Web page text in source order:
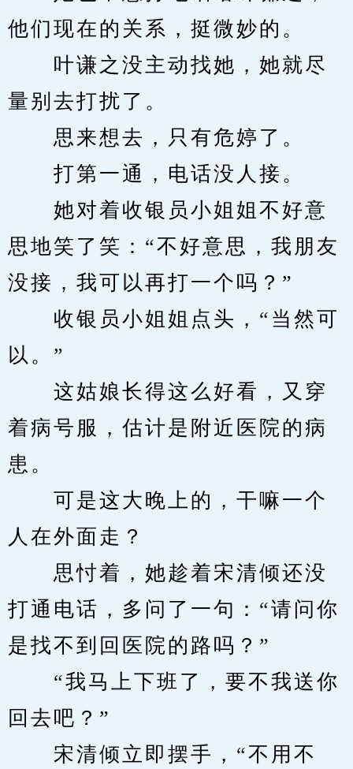
他们现在的关系，挺微妙的。
叶谦之没主动找她，她就尽
量别去打扰了。
思来想去，只有危婷了。
打第一通，电话没人接。
她对着收银员小姐姐不好意
思地笑了笑：“不好意思，我朋友
没接，我可以再打一个吗？”
收银员小姐姐点头，“当然可
以。”
这姑娘长得这么好看，又穿
着病号服，估计是附近医院的病
患。
可是这大晚上的，干嘛一个
人在外面走？
思忖着，她趁着宋清倾还没
打通电话，多问了一句：“请问你
是找不到回医院的路吗？”
“我马上下班了，要不我送你
回去吧？”
宋清倾立即摆手，“不用不